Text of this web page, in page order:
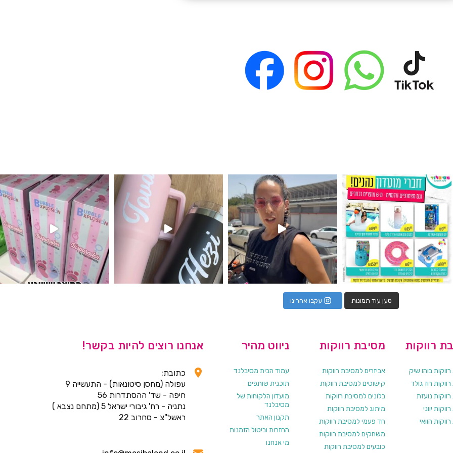
מין העובר רק במסיבלנד !! קיים
כוס נירוסטה ענקית שכול אחד צריך! קיימת באתר ובסניהמוצר הכי מבוקש שלנו מטף לגילוי מין העובר חזר למלא
טען עוד תמונות עקבו אחרינו
אנחנו רוצים להיות בקשר!
כתובת:
עפולה (מחסן סיטונאות) - התעשייה 9
חיפה - שד' ההסתדרות 56
נתניה - רח' גיבורי ישראל 5 (מתחם נצבא )
ראשל"צ - סחרוב 22
ניווט מהיר
עמוד הבית מסיבלנד
תוכנית שותפים
מועדון הלקוחות של
מסיבלנד
תקנון האתר
החזרות וביטול הזמנות
מי אנחנו
מסיבת רווקות
אביזרים למסיבת רווקות
קישוטים למסיבת רווקות
בלונים למסיבת רווקות
מיתוג למסיבת רווקות
חד פעמי למסיבת רווקות
משחקים למסיבת רווקות
כובעים למסיבת רווקות
רווקות
בוהו שיק
רוז גולד
נועזת
יווני
הוואי